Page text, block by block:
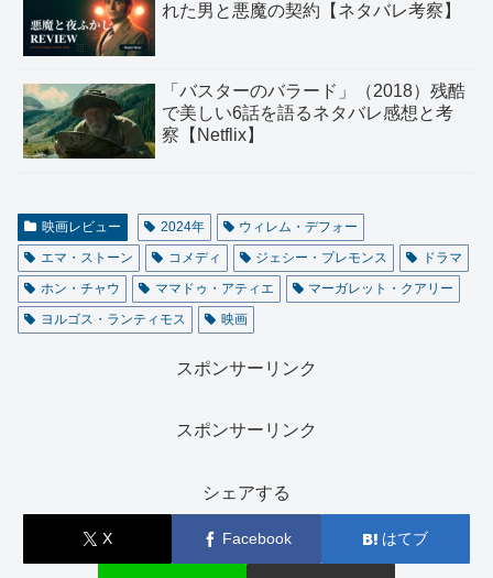
れた男と悪魔の契約【ネタバレ考察】
「バスターのバラード」（2018）残酷
で美しい6話を語るネタバレ感想と考
察【Netflix】
映画レビュー 2024年
ウィレム・デフォー
エマ・ストーン
コメディ ジェシー・プレモンス
ドラマ
ホン・チャウ
ママドゥ・アティエ
マーガレット・クアリー
ヨルゴス・ランティモス
映画
スポンサーリンク
スポンサーリンク
シェアする
X Facebook はてブ